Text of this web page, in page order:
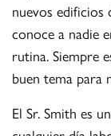
nuevos
conoce a nadie
rutina. Siempre
buen tema
El Sr. Smith es